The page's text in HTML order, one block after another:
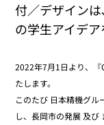
付／デザイン
の学生アイデ
2022年7月1日より、
たします。
このたび 日本精機グル
し、長岡市の発展 及び